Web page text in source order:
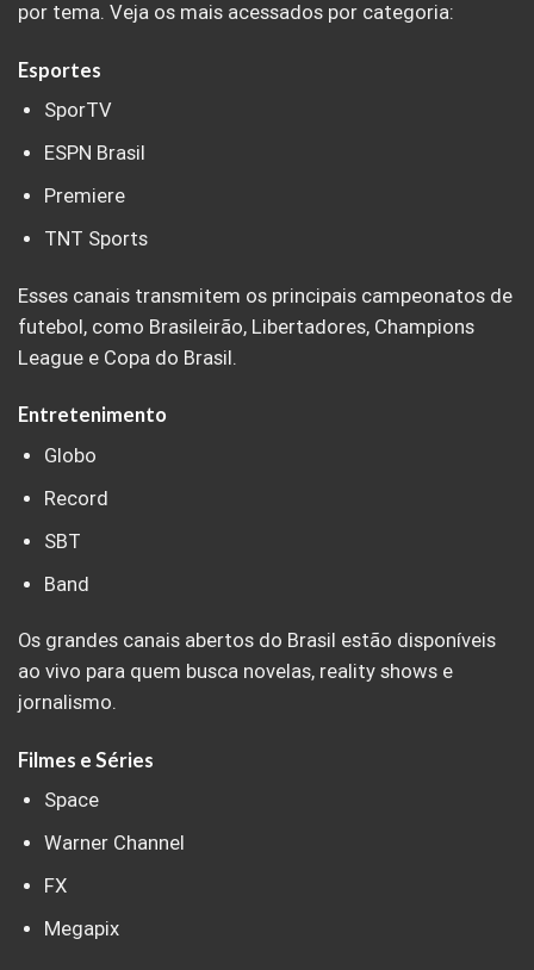
por tema. Veja os mais acessados por categoria:
Esportes
SporTV
ESPN Brasil
Premiere
TNT Sports
Esses canais transmitem os principais campeonatos de
futebol, como Brasileirão, Libertadores, Champions
League e Copa do Brasil.
Entretenimento
Globo
Record
SBT
Band
Os grandes canais abertos do Brasil estão disponíveis
ao vivo para quem busca novelas, reality shows e
jornalismo.
Filmes e Séries
Space
Warner Channel
FX
Megapix